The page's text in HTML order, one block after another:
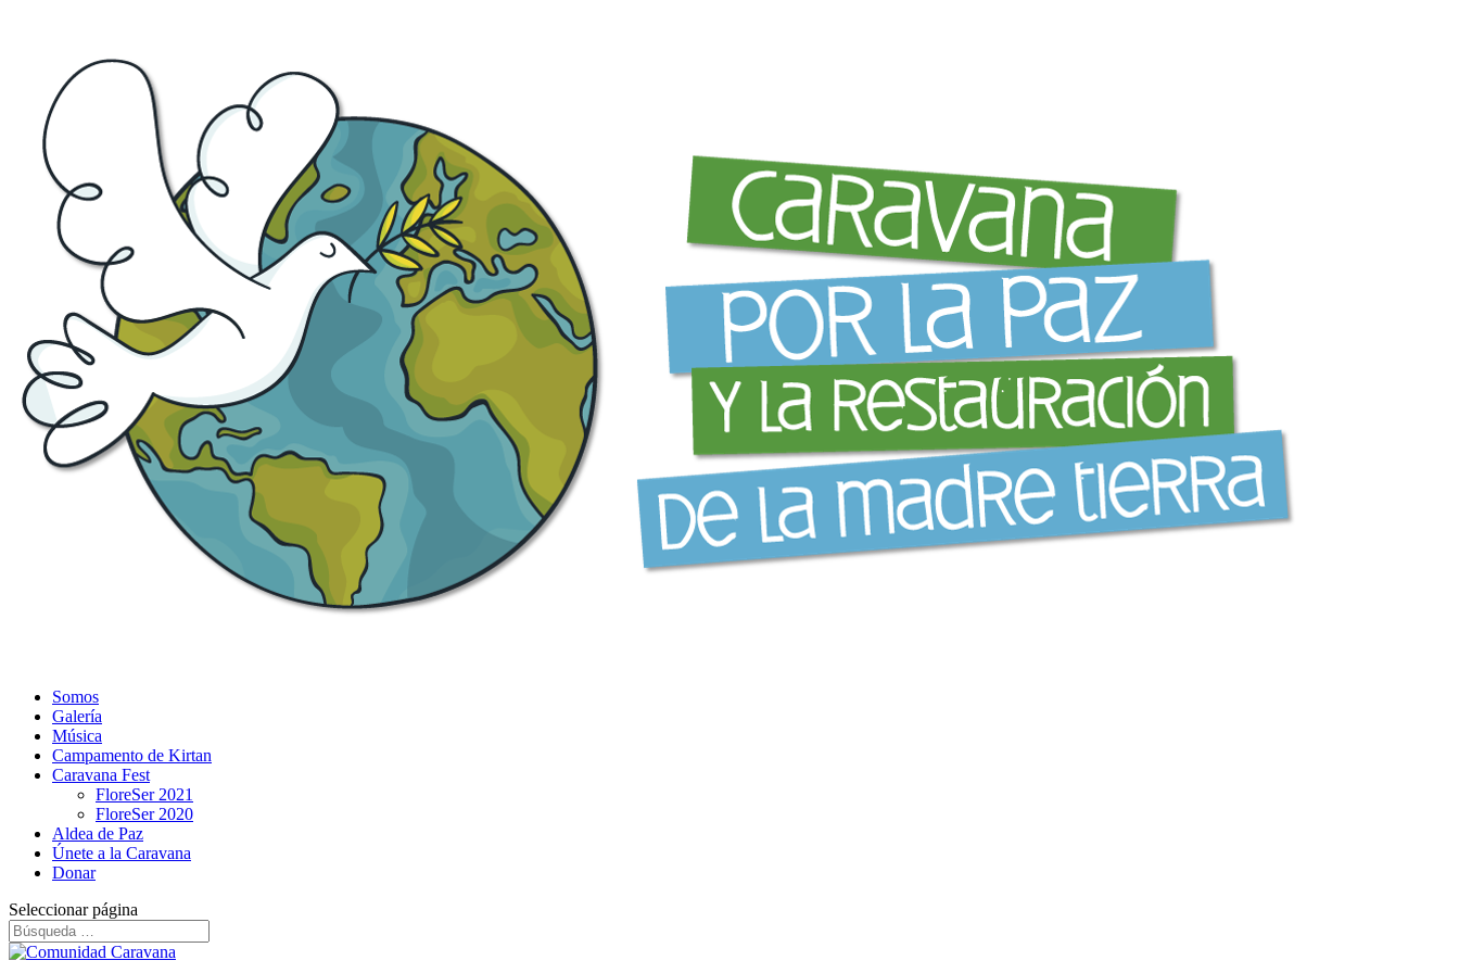
Somos
Galería
Música
Campamento de Kirtan
Caravana Fest
FloreSer 2021
FloreSer 2020
Aldea de Paz
Únete a la Caravana
Donar
Seleccionar página